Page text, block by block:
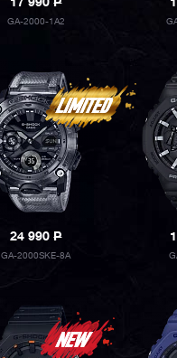
17 990P
GA-2000-1A2
24 990P
GA-2000SKE-8A